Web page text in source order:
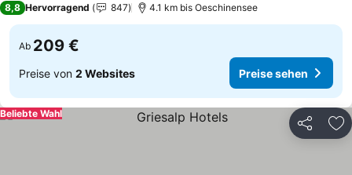
8,8 Hervorragend 847 4.1 km bis Oeschinensee
Ab 209 €
Preise von 2 Websites Preise sehen
Teilen
Beliebte Wahl